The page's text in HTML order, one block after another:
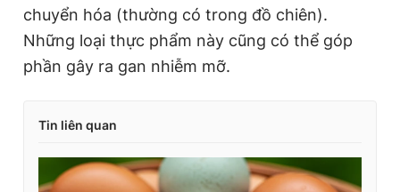
chuyển hóa (thường có trong đồ chiên).
Những loại thực phẩm này cũng có thể góp
phần gây ra gan nhiễm mỡ.
Tin liên quan